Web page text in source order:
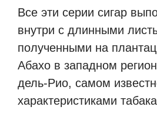
Все эти серии сигар
внутри с длинными
полученными на
Абахо в западном
дель-Рио, самом
характеристиками